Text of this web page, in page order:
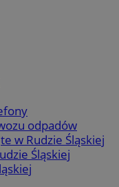
odpadów
w Rudzie Śląskiej
Śląskiej